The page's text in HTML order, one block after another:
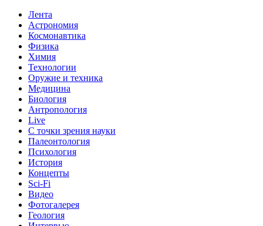
Лента
Астрономия
Космонавтика
Физика
Химия
Технологии
Оружие и техника
Медицина
Биология
Антропология
Live
С точки зрения науки
Палеонтология
Психология
История
Концепты
Sci-Fi
Видео
Фотогалерея
Геология